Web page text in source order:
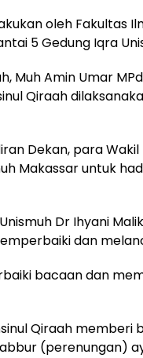
oleh Fakultas
5 Gedung Iqra
Muh Amin Umar
Qiraah
Dekan, para
Makassar untuk
Dr Ihyani
dan
bacaan dan
Qiraah
(perenungan)